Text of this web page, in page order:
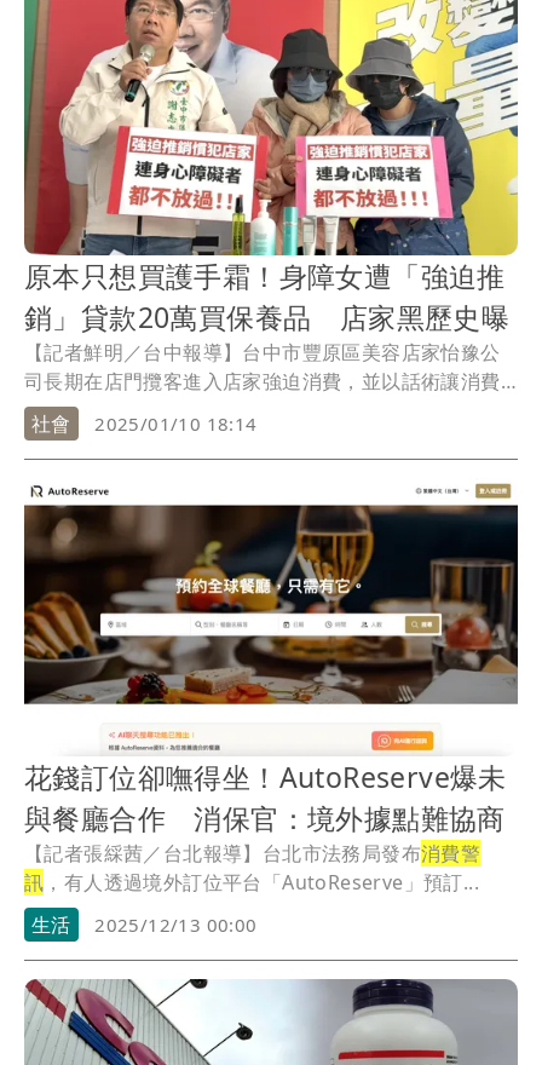
原本只想買護手霜！身障女遭「強迫推
銷」貸款20萬買保養品 店家黑歷史曝
【記者鮮明／台中報導】台中市豐原區美容店家怡豫公
司長期在店門攬客進入店家強迫消費，並以話術讓消費
者簽下無卡分期貸款，市府法制局曾多次提醒民眾。不
料，日前又有1名患有身心障礙的郭姓女子，被推銷簽下
20萬元的分期帳單，今天（10日）在母親陪同下由市議
員謝志忠召開記者會，謝痛批這家公司已是慣犯，連身
心障礙者也不放過，「實在沒良心！」市府則說，該公
司去年共有33件申訴案，請消費者善用「訪問交易」7日
猶豫期解約退費，確保自身權益。
社會 2025/01/10 18:14
花錢訂位卻嘸得坐！AutoReserve爆未
與餐廳合作 消保官：境外據點難協商
【記者張綵茜／台北報導】台北市法務局發布消費警
訊 ，有人透過境外訂位平台「AutoReserve」預訂...
生活
2025/12/13 00:00